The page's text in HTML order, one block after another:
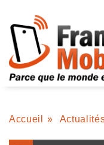
Accueil »